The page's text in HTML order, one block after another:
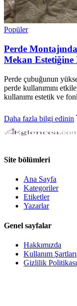
Popüler
Perde
Mekan Estetiğine
Perde çubuğunun
perde kullanımını
kullanımı estetik ve
Daha fazla bilgi edinin
Site bölümleri
Ana Sayfa
Kategoriler
Etiketler
Yazarlar
Genel sayfalar
Hakkımızda
Kullanım Şartları
Gizlilik Politikası